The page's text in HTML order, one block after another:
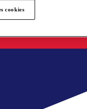
cookies